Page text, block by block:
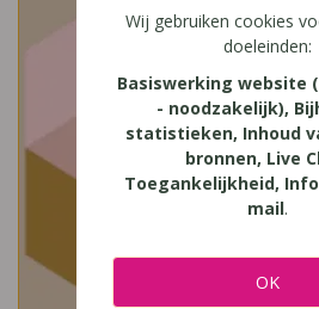
Wij gebruiken cookies
doeleinden:
Basiswerking website
- noodzakelijk),
statistieken, Inhoud
bronnen, Live
Toegankelijkheid,
mail.
OK